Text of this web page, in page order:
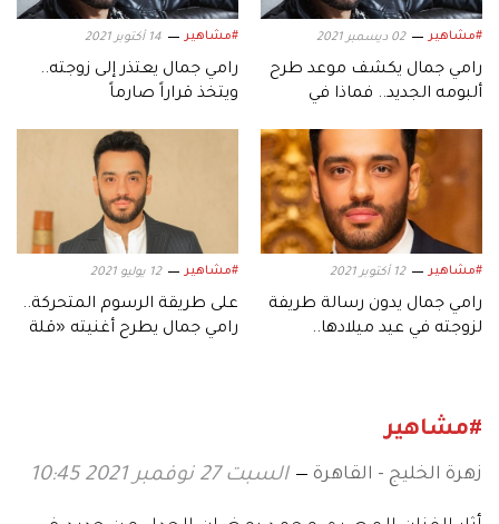
#مشاهير 02 ديسمبر 2021
رامي جمال يكشف موعد طرح
ألبومه الجديد.. فماذا في
#مشاهير 14 أكتوبر 2021
رامي جمال يعتذر إلى زوجته..
ويتخذ قراراً صارماً
#مشاهير 12 أكتوبر 2021
رامي جمال يدون رسالة طريفة
لزوجته في عيد ميلادها..
#مشاهير 12 يوليو 2021
على طريقة الرسوم المتحركة..
رامي جمال يطرح أغنيته «قلة
#مشاهير
زهرة الخليج - القاهرة السبت 27 نوفمبر 2021 10:45